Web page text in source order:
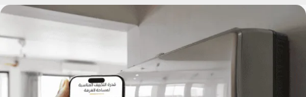
أداة